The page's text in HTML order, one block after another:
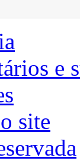
e
site